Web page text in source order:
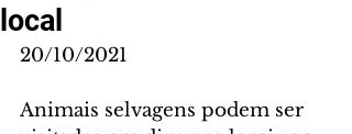
local
20/10/2021
Animais selvagens podem ser